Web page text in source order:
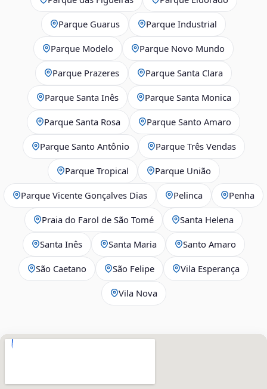
Parque Guarus Parque Industrial
Parque Modelo Parque Novo Mundo
Parque Prazeres Parque Santa Clara
Parque Santa Inês Parque Santa Monica
Parque Santa Rosa Parque Santo Amaro
Parque Santo Antônio Parque Três Vendas
Parque Tropical Parque União
Parque Vicente Gonçalves Dias Pelinca Penha
Praia do Farol de São Tomé Santa Helena
Santa Inês Santa Maria Santo Amaro
São Caetano São Felipe Vila Esperança
Vila Nova